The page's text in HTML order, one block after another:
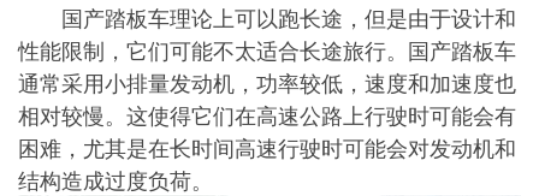
国产踏板车理论上可以跑长途，但是由于设计和
性能限制，它们可能不太适合长途旅行。国产踏板车
通常采用小排量发动机，功率较低，速度和加速度也
相对较慢。这使得它们在高速公路上行驶时可能会有
困难，尤其是在长时间高速行驶时可能会对发动机和
结构造成过度负荷。